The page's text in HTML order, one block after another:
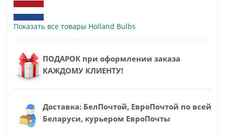
Показать все товары Holland Bulbs
ПОДАРОК при оформлении заказа
КАЖДОМУ КЛИЕНТУ!
Доставка: БелПочтой, ЕвроПочтой по всей
Беларуси, курьером ЕвроПочты